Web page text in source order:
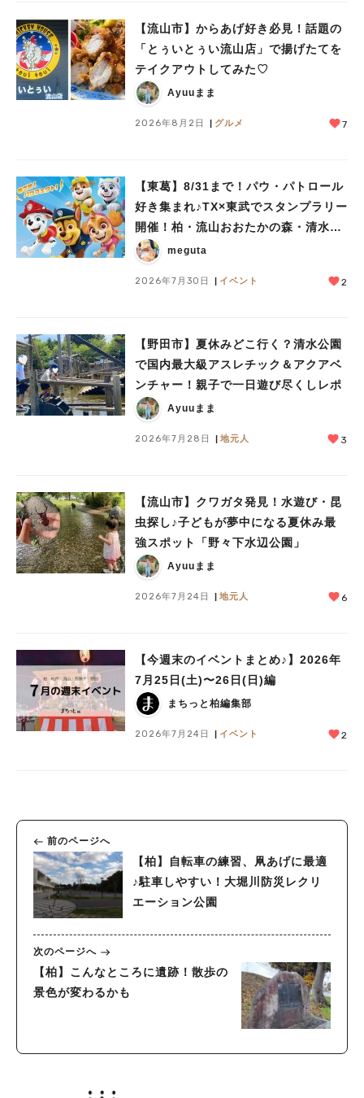
【流山市】からあげ好き必見！話題の
「とぅいとぅい流山店」で揚げたてを
テイクアウトしてみた♡
Ayuuまま
2026年8月2日 グルメ 7
【東葛】8/31まで！パウ・パトロール
好き集まれ♪TX×東武でスタンプラリー
開催！柏・流山おおたかの森・清水公
園など10駅を巡ろう
meguta
2026年7月30日 イベント 2
【野田市】夏休みどこ行く？清水公園
で国内最大級アスレチック＆アクアベ
ンチャー！親子で一日遊び尽くしレポ
Ayuuまま
2026年7月28日 地元人 3
【流山市】クワガタ発見！水遊び・昆
虫探し♪子どもが夢中になる夏休み最
強スポット「野々下水辺公園」
Ayuuまま
2026年7月24日 地元人 6
【今週末のイベントまとめ♪】2026年
7月25日(土)〜26日(日)編
まちっと柏編集部
2026年7月24日 イベント 2
前のページへ
【柏】自転車の練習、凧あげに最適
♪駐車しやすい！大堀川防災レクリ
エーション公園
次のページへ
【柏】こんなところに遺跡！散歩の
景色が変わるかも
人気のキーワード
#教えたい/こんなの見つけた